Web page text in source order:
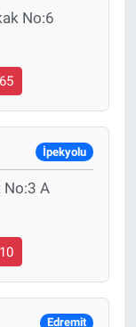
No:6
İpekyolu
No:3 A
Edremit